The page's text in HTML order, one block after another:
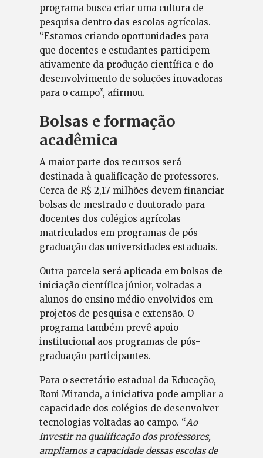
programa busca criar uma cultura de
pesquisa dentro das escolas agrícolas.
“Estamos criando oportunidades para
que docentes e estudantes participem
ativamente da produção científica e do
desenvolvimento de soluções inovadoras
para o campo”, afirmou.
Bolsas e formação
acadêmica
A maior parte dos recursos será
destinada à qualificação de professores.
Cerca de R$ 2,17 milhões devem financiar
bolsas de mestrado e doutorado para
docentes dos colégios agrícolas
matriculados em programas de pós-
graduação das universidades estaduais.
Outra parcela será aplicada em bolsas de
iniciação científica júnior, voltadas a
alunos do ensino médio envolvidos em
projetos de pesquisa e extensão. O
programa também prevê apoio
institucional aos programas de pós-
graduação participantes.
Para o secretário estadual da Educação,
Roni Miranda, a iniciativa pode ampliar a
capacidade dos colégios de desenvolver
tecnologias voltadas ao campo. “Ao
investir na qualificação dos professores,
ampliamos a capacidade dessas escolas de